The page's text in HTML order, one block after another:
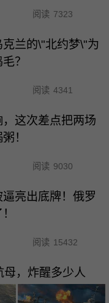
阅读 7323
兰的\"北约梦\"为
？
阅读 4341
这次差点把两场
！
阅读 9030
亮出底牌！俄罗
阅读 15432
母，炸醒多少人